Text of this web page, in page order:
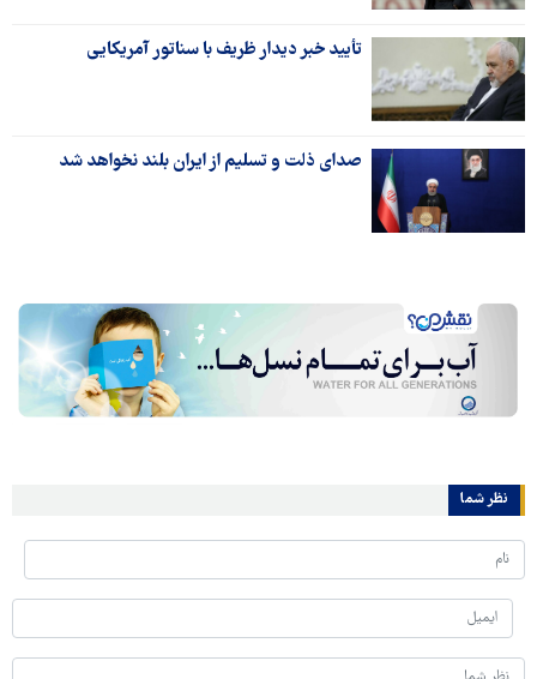
تأیید خبر دیدار ظریف با سناتور آمریکایی
صدای ذلت و تسلیم از ایران بلند نخواهد شد
نظر شما